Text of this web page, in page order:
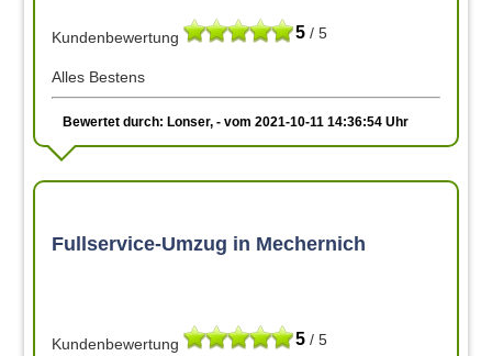
5 / 5
Kundenbewertung
Alles Bestens
Bewertet durch: Lonser, - vom 2021-10-11 14:36:54 Uhr
Fullservice-Umzug in Mechernich
5 / 5
Kundenbewertung